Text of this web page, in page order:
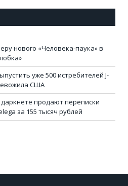
нового «Человека-паука» в
уже 500 истребителей J-
США
продают переписки
за 155 тысяч рублей